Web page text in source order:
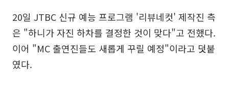
20일 JTBC 신규 예능 프로그램 '리뷰네컷' 제작진 측
은 "하니가 자진 하차를 결정한 것이 맞다"고 전했다.
이어 "MC 출연진들도 새롭게 꾸릴 예정"이라고 덧붙
였다.